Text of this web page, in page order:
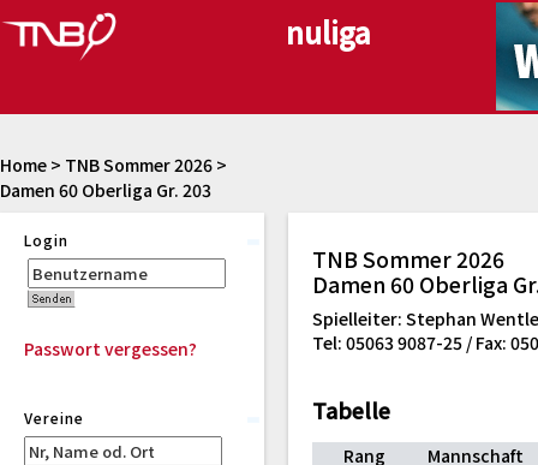
Damen 60 Oberliga Gr. 203
Home > TNB Sommer 2026 >
Login
Passwort vergessen?
Vereine
TNB Sommer 2026
Damen 60 Oberliga
Spielleiter: Stephan
Tel: 05063 9087-25 / Fax:
Tabelle
Rang
Mannschaft